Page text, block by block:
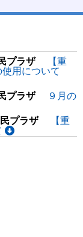
プラザ
【重
用について
プラザ
９月の
プラザ
【重